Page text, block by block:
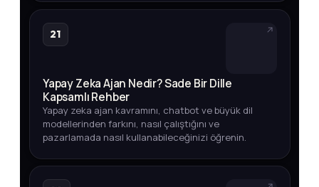
21
Yapay Zeka Ajan Nedir? Sade Bir Dille
Kapsamlı Rehber
Yapay zeka ajan kavramını, chatbot ve büyük dil
modellerinden farkını, nasıl çalıştığını ve
pazarlamada nasıl kullanabileceğinizi öğrenin.